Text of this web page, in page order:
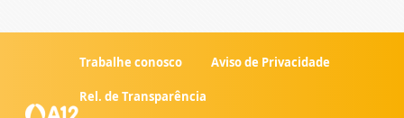
Trabalhe conosco Aviso de Privacidade
Rel. de Transparência